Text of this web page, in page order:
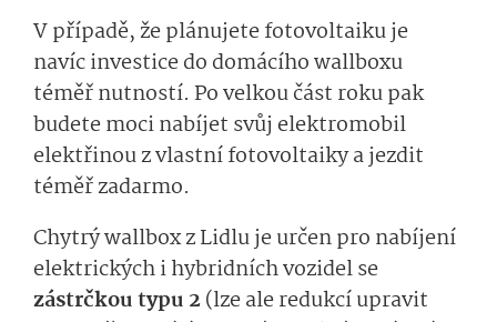
V případě, že plánujete fotovoltaiku je
navíc investice do domácího wallboxu
téměř nutností. Po velkou část roku pak
budete moci nabíjet svůj elektromobil
elektřinou z vlastní fotovoltaiky a jezdit
téměř zadarmo.
Chytrý wallbox z Lidlu je určen pro nabíjení
elektrických i hybridních vozidel se
zástrčkou typu 2(lze ale redukcí upravit